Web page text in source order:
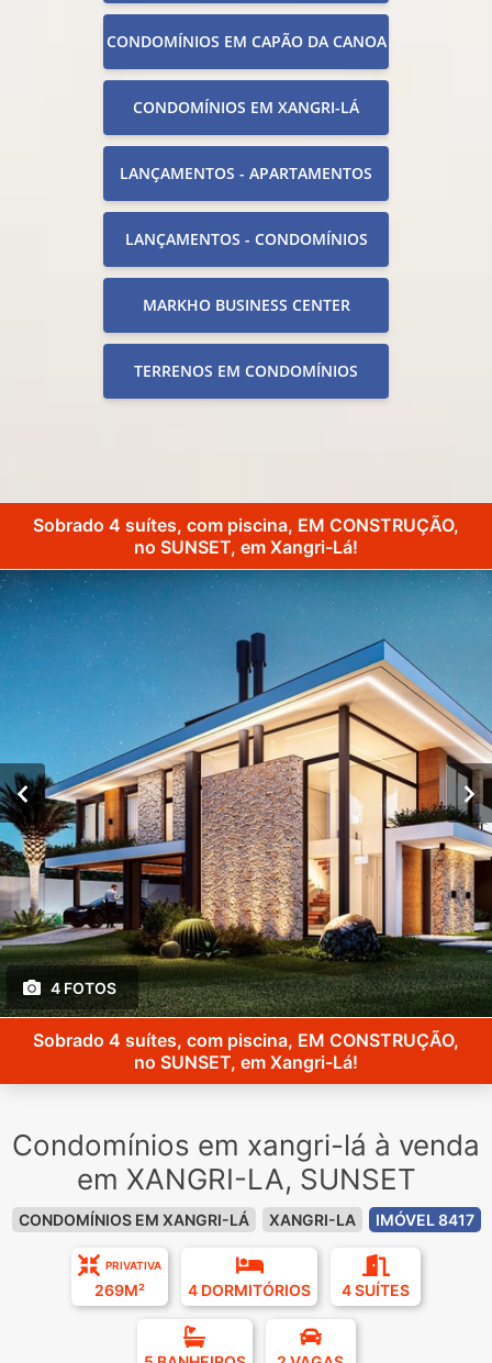
CONDOMÍNIOS EM CAPÃO DA CANOA
CONDOMÍNIOS EM XANGRI-LÁ
LANÇAMENTOS - APARTAMENTOS
LANÇAMENTOS - CONDOMÍNIOS
MARKHO BUSINESS CENTER
TERRENOS EM CONDOMÍNIOS
Sobrado 4 suítes, com piscina, EM CONSTRUÇÃO,
no SUNSET, em Xangri-Lá!
4 FOTOS
Sobrado 4 suítes, com piscina, EM CONSTRUÇÃO,
no SUNSET, em Xangri-Lá!
Condomínios em xangri-lá à venda
em XANGRI-LA, SUNSET
CONDOMÍNIOS EM XANGRI-LÁ XANGRI-LA IMÓVEL 8417
PRIVATIVA
269M² 4 DORMITÓRIOS 4 SUÍTES